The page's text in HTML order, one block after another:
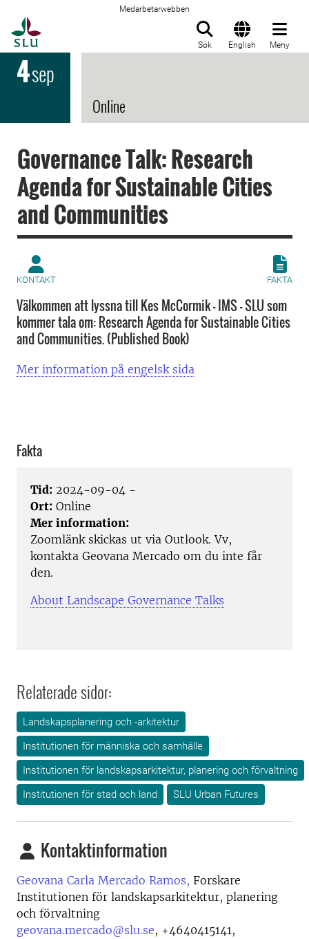
Medarbetarwebben
Sök English Meny
4sep
Online
Governance Talk: Research
Agenda for Sustainable Cities
and Communities
KONTAKT FAKTA
Välkommen att lyssna till Kes McCormik - IMS - SLU som
kommer tala om: Research Agenda for Sustainable Cities
and Communities. (Published Book)
Mer information på engelsk sida
Fakta
Tid: 2024-09-04 -
Ort: Online
Mer information:
Zoomlänk skickas ut via Outlook. Vv,
kontakta Geovana Mercado om du inte får
den.
About Landscape Governance Talks
Relaterade sidor:
Landskapsplanering och -arkitektur
Institutionen för människa och samhälle
Institutionen för landskapsarkitektur, planering och förvaltning
Institutionen för stad och land
SLU Urban Futures
Kontaktinformation
Geovana Carla Mercado Ramos, Forskare
Institutionen för landskapsarkitektur, planering
och förvaltning
geovana.mercado@slu.se, +4640415141,